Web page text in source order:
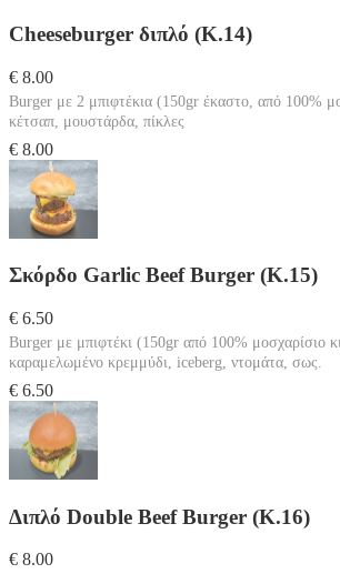
Cheeseburger διπλό (Κ.14)
€ 8.00
Burger με 2 μπιφτέκια (150gr έκαστο, από 100%
κέτσαπ, μουστάρδα, πίκλες
€ 8.00
Σκόρδο Garlic Beef Burger (Κ.15)
€ 6.50
Burger με μπιφτέκι (150gr από 100% μοσχαρίσιο
καραμελωμένο κρεμμύδι, iceberg, ντομάτα, σως.
€ 6.50
Διπλό Double Beef Burger (Κ.16)
€ 8.00